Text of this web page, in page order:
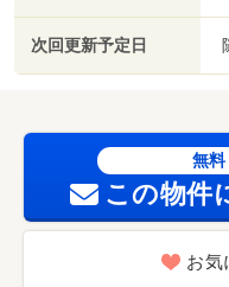
次回更新予定日
無料
この物件
お気